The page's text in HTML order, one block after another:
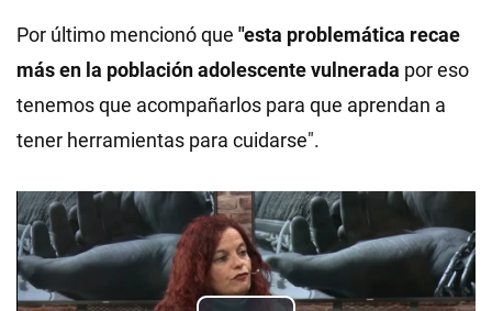
Por último mencionó que "esta problemática recae
más en la población adolescente vulnerada por eso
tenemos que acompañarlos para que aprendan a
tener herramientas para cuidarse".